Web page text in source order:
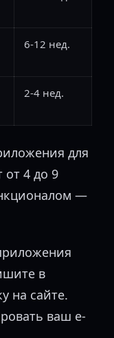
6-12 нед.
2-4 нед.
для
от 4 до 9
—
в
на сайте.
ваш e-